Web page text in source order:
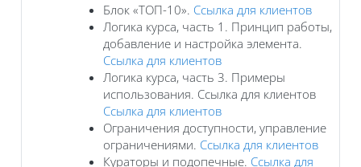
Блок «ТОП-10». Ссылка для клиентов
Логика курса, часть 1. Принцип работы,
добавление и настройка элемента.
Ссылка для клиентов
Логика курса, часть 3. Примеры
использования. Ссылка для клиентов
Ссылка для клиентов
Ограничения доступности, управление
ограничениями. Ссылка для клиентов
Кураторы и подопечные. Ссылка для